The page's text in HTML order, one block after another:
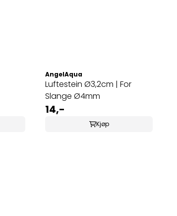
AngelAqua
Luftestein Ø3,2cm | For
Slange Ø4mm
14,-
Kjøp